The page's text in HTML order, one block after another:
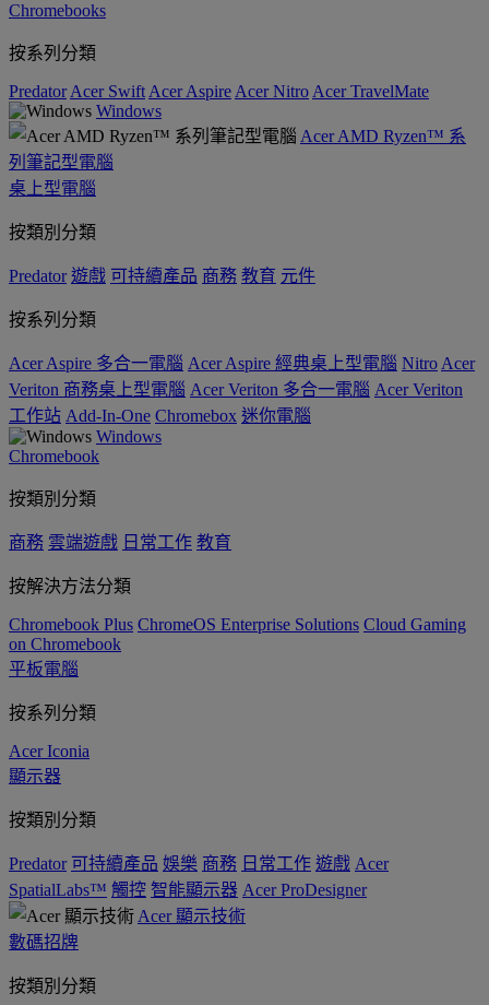
Chromebooks
按系列分類
Predator Acer Swift Acer Aspire Acer Nitro Acer TravelMate
Windows
Acer AMD Ryzen™ 系
列筆記型電腦
桌上型電腦
按類別分類
Predator 遊戲 可持續產品 商務 教育 元件
按系列分類
Acer Aspire 多合一電腦 Acer Aspire 經典桌上型電腦 Nitro Acer
Veriton 商務桌上型電腦 Acer Veriton 多合一電腦 Acer Veriton
工作站 Add-In-One Chromebox 迷你電腦
Windows
Chromebook
按類別分類
商務 雲端遊戲 日常工作 教育
按解決方法分類
Chromebook Plus ChromeOS Enterprise Solutions Cloud Gaming
on Chromebook
平板電腦
按系列分類
Acer Iconia
顯示器
按類別分類
Predator 可持續產品 娛樂 商務 日常工作 遊戲 Acer
SpatialLabs™ 觸控 智能顯示器 Acer ProDesigner
Acer 顯示技術
數碼招牌
按類別分類